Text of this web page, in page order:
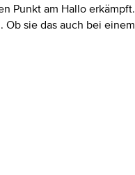
Punkt am Hallo
sie das auch bei